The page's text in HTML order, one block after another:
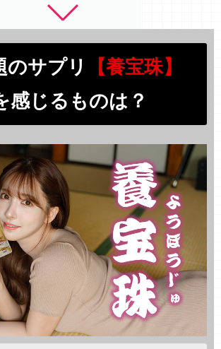
のサプリ
【養宝珠】
感じるものは？